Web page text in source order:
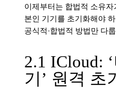
이제부터는 합법적 소유자
본인 기기를 초기화해야
공식적·합법적 방법만 다
2.1 ICloud:
기’ 원격 초